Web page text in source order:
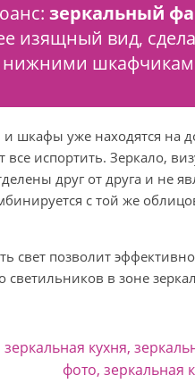
зеркальный
изящный вид,
и шкафы уже находятся на
все испортить. Зеркало,
друг от друга и не
с той же
свет позволит
светильников в зоне